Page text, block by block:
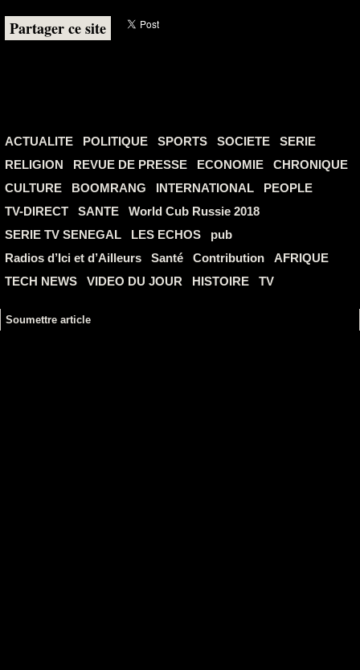
Partager ce site
ACTUALITE POLITIQUE SPORTS SOCIETE
SERIE
RELIGION
REVUE DE PRESSE ECONOMIE
CHRONIQUE
CULTURE
BOOMRANG INTERNATIONAL
PEOPLE
TV-DIRECT
SANTE
World Cub Russie 2018
SERIE TV SENEGAL
LES ECHOS
pub
Radios d’Ici et d’Ailleurs
Santé Contribution
AFRIQUE
TECH NEWS
VIDEO DU JOUR HISTOIRE TV
Soumettre article